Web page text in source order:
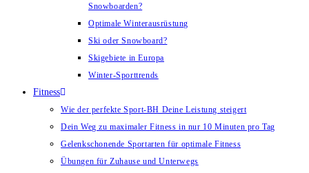
Snowboarden?
Optimale Winterausrüstung
Ski oder Snowboard?
Skigebiete in Europa
Winter-Sporttrends
Fitness
Wie der perfekte Sport-BH Deine Leistung steigert
Dein Weg zu maximaler Fitness in nur 10 Minuten pro Tag
Gelenkschonende Sportarten für optimale Fitness
Übungen für Zuhause und Unterwegs